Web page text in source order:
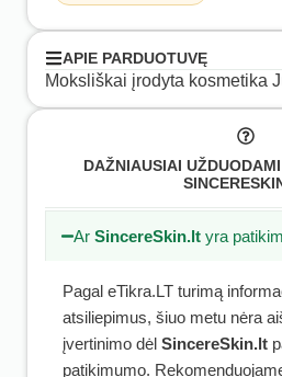
APIE PARDUOTUVĘ
Moksliškai įrodyta kosmetika
DAŽNIAUSIAI
ArSincereSkin.lt yra
Pagal eTikra.LT turimą
atsiliepimus, šiuo metu nėra
įvertinimo dėl SincereSkin.lt
patikimumo.